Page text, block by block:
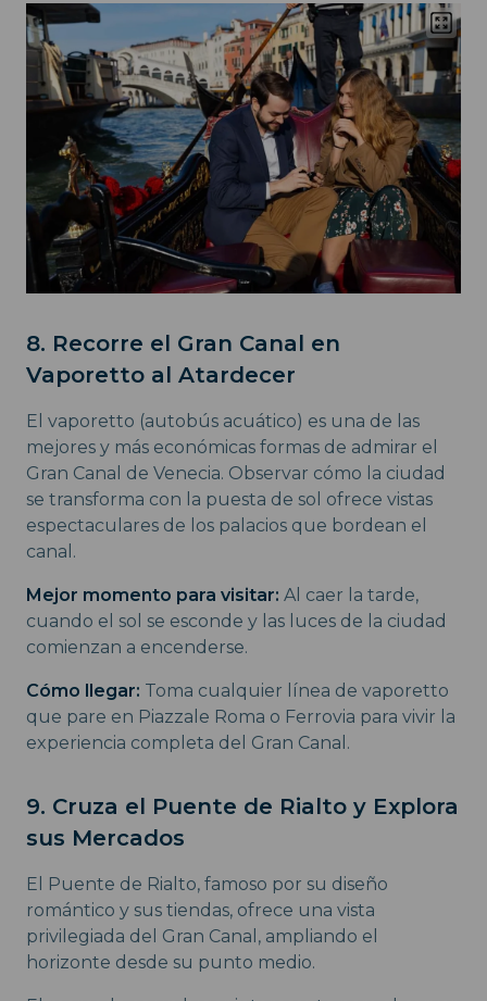
8. Recorre el Gran Canal en
Vaporetto al Atardecer
El vaporetto (autobús acuático) es una de las
mejores y más económicas formas de admirar el
Gran Canal de Venecia. Observar cómo la ciudad
se transforma con la puesta de sol ofrece vistas
espectaculares de los palacios que bordean el
canal.
Mejor momento para visitar: Al caer la tarde,
cuando el sol se esconde y las luces de la ciudad
comienzan a encenderse.
Cómo llegar: Toma cualquier línea de vaporetto
que pare en Piazzale Roma o Ferrovia para vivir la
experiencia completa del Gran Canal.
9. Cruza el Puente de Rialto y Explora
sus Mercados
El Puente de Rialto, famoso por su diseño
romántico y sus tiendas, ofrece una vista
privilegiada del Gran Canal, ampliando el
horizonte desde su punto medio.